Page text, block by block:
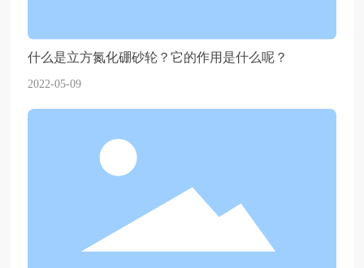
什么是立方氮化硼砂轮？它的作用是什么呢？
2022-05-09